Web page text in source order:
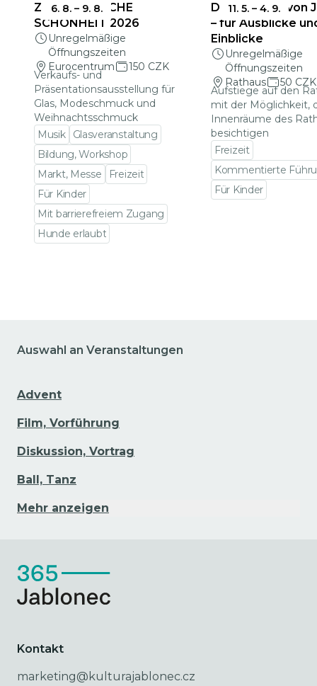
6. 8. – 9. 8.
ZERBRECHLICHE
SCHÖNHEIT 2026
Unregelmäßige
Öffnungszeiten
Eurocentrum
150 CZK
Verkaufs- und
Präsentationsausstellung für
Glas, Modeschmuck und
Weihnachtsschmuck
Musik
Glasveranstaltung
Bildung, Workshop
Markt, Messe
Freizeit
Für Kinder
Mit barrierefreiem Zugang
Hunde erlaubt
11. 5. – 4. 9.
Das Rathaus von
– für Ausblicke
Einblicke
Unregelmäßige
Öffnungszeiten
Rathaus
50 CZK
Aufstiege auf den
mit der Möglichkeit,
Innenräume des
besichtigen
Freizeit
Kommentierte
Für Kinder
Auswahl an Veranstaltungen
Advent
Film, Vorführung
Diskussion, Vortrag
Ball, Tanz
Mehr anzeigen
Kontakt
marketing@kulturajablonec.cz